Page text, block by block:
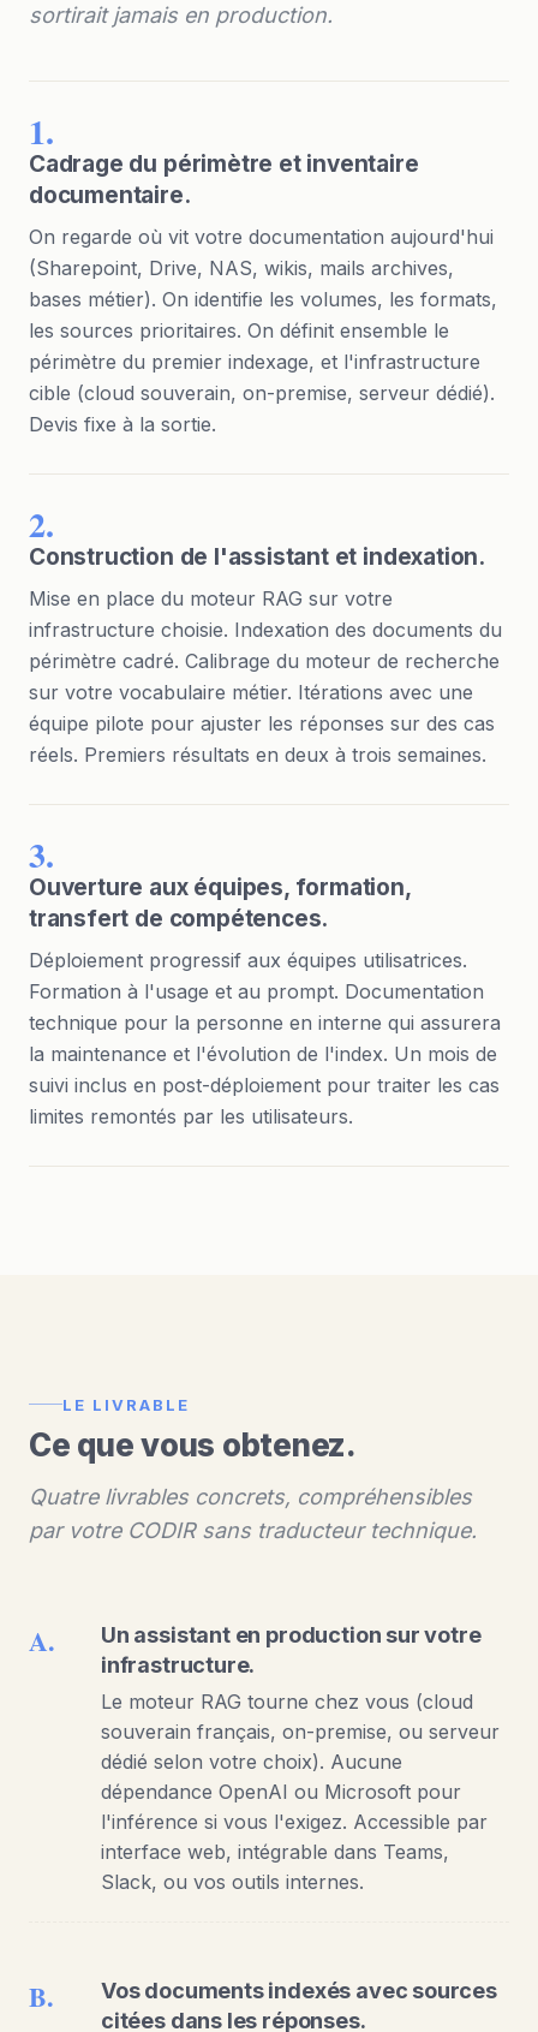
sortirait jamais en production.
1.
Cadrage du périmètre et inventaire
documentaire.
On regarde où vit votre documentation aujourd'hui
(Sharepoint, Drive, NAS, wikis, mails archives,
bases métier). On identifie les volumes, les formats,
les sources prioritaires. On définit ensemble le
périmètre du premier indexage, et l'infrastructure
cible (cloud souverain, on-premise, serveur dédié).
Devis fixe à la sortie.
2.
Construction de l'assistant et indexation.
Mise en place du moteur RAG sur votre
infrastructure choisie. Indexation des documents du
périmètre cadré. Calibrage du moteur de recherche
sur votre vocabulaire métier. Itérations avec une
équipe pilote pour ajuster les réponses sur des cas
réels. Premiers résultats en deux à trois semaines.
3.
Ouverture aux équipes, formation,
transfert de compétences.
Déploiement progressif aux équipes utilisatrices.
Formation à l'usage et au prompt. Documentation
technique pour la personne en interne qui assurera
la maintenance et l'évolution de l'index. Un mois de
suivi inclus en post-déploiement pour traiter les cas
limites remontés par les utilisateurs.
LE LIVRABLE
Ce que vous obtenez.
Quatre livrables concrets, compréhensibles
par votre CODIR sans traducteur technique.
A.
Un assistant en production sur votre
infrastructure.
Le moteur RAG tourne chez vous (cloud
souverain français, on-premise, ou serveur
dédié selon votre choix). Aucune
dépendance OpenAI ou Microsoft pour
l'inférence si vous l'exigez. Accessible par
interface web, intégrable dans Teams,
Slack, ou vos outils internes.
B.
Vos documents indexés avec sources
citées dans les réponses.